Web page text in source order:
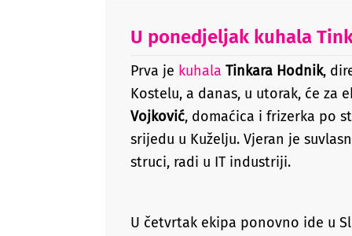
U ponedjeljak kuhala
Prva je kuhala Tinkara Hodnik,
Kostelu, a danas, u utorak, će za
Vojković, domaćica i frizerka po
srijedu u Kuželju. Vjeran je
struci, radi u IT industriji.
U četvrtak ekipa ponovno ide u